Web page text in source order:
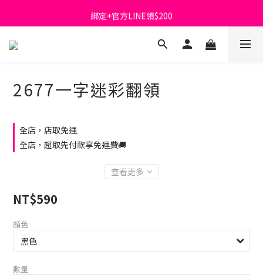
首購免運費🚚
綁定+官方LINE領$200
出清特價_買一送一
2677一字迷彩翻領
全店，店取免運
全店，超取先付款享免運費🚚
查看更多
NT$590
顏色
數量